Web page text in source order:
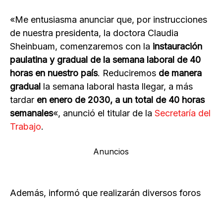
«Me entusiasma anunciar que, por instrucciones
de nuestra presidenta, la doctora Claudia
Sheinbuam, comenzaremos con la instauración
paulatina y gradual de la semana laboral de 40
horas en nuestro país. Reduciremos de manera
gradual la semana laboral hasta llegar, a más
tardar en enero de 2030, a un total de 40 horas
semanales«, anunció el titular de la Secretaría del
Trabajo.
Anuncios
Además, informó que realizarán diversos foros